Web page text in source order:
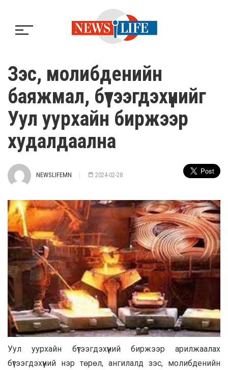
Зэс, молибденийн
баяжмал, бүтээгдэхүүнийг
Уул уурхайн биржээр
худалдаална
NEWSLIFEMN 2024-02-28
Уул уурхайн бүтээгдэхүүний биржээр арилжаалах
бүтээгдэхүүний нэр төрөл, ангилалд зэс, молибденийн